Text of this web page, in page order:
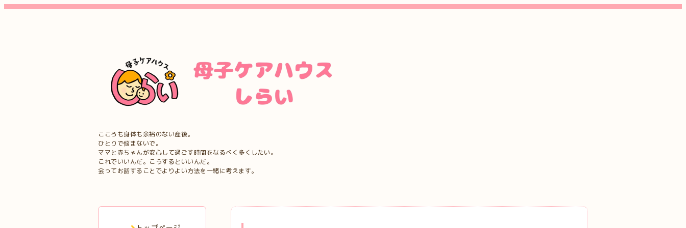
こころも身体も余裕のない産後。
ひとりで悩まないで。
ママと赤ちゃんが安心して過ごす時間をなるべく多くしたい。
これでいいんだ。こうするといいんだ。
会ってお話することでよりよい方法を一緒に考えます。